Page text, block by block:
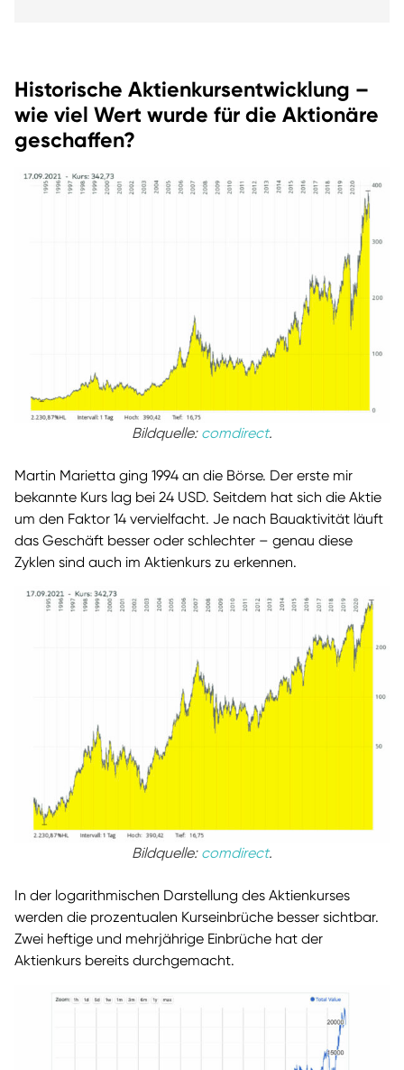
Historische Aktienkursentwicklung –
wie viel Wert wurde für die Aktionäre
geschaffen?
Bildquelle: comdirect.
Martin Marietta ging 1994 an die Börse. Der erste mir
bekannte Kurs lag bei 24 USD. Seitdem hat sich die Aktie
um den Faktor 14 vervielfacht. Je nach Bauaktivität läuft
das Geschäft besser oder schlechter – genau diese
Zyklen sind auch im Aktienkurs zu erkennen.
Bildquelle: comdirect.
In der logarithmischen Darstellung des Aktienkurses
werden die prozentualen Kurseinbrüche besser sichtbar.
Zwei heftige und mehrjährige Einbrüche hat der
Aktienkurs bereits durchgemacht.